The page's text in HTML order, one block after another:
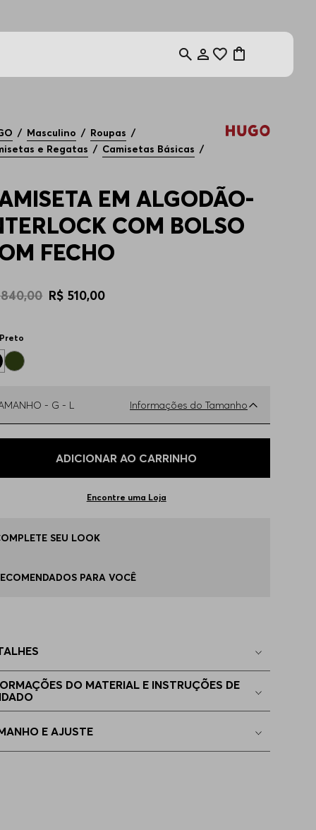
Masculino
Roupas
e Regatas
Camisetas Básicas
EM ALGODÃO-
COM BOLSO
FECHO
840,00 R$ 510,00
Preto
- G - L Informações do Tamanho
- M
- L
- XS
ADICIONAR AO CARRINHO
Encontre uma Loja
SEU LOOK
PARA VOCÊ
DO MATERIAL E INSTRUÇÕES DE
E AJUSTE